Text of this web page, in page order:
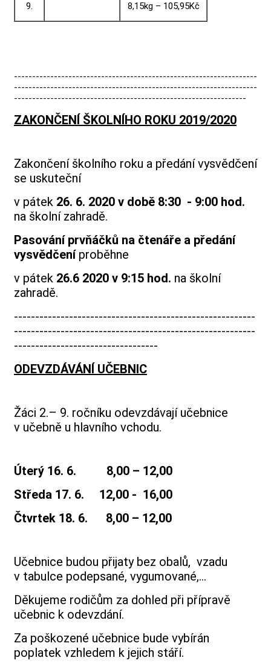
9. 8,15kg – 105,95Kč
-------------------------------------------------------------------
-------------------------------------------------------------------
----------------------------------------------------------------
ZAKONČENÍ ŠKOLNÍHO ROKU 2019/2020
Zakončení školního roku a předání vysvědčení
se uskuteční
v pátek 26. 6. 2020 v době 8:30 - 9:00 hod.
na školní zahradě.
Pasování prvňáčků na čtenáře a předání
vysvědčení proběhne
v pátek 26.6 2020 v 9:15 hod. na školní
zahradě.
---------------------------------------------------------
---------------------------------------------------------
----------------------------------
ODEVZDÁVÁNÍ UČEBNIC
Žáci 2.– 9. ročníku odevzdávají učebnice
v učebně u hlavního vchodu.
Úterý 16. 6. 8,00 – 12,00
Středa 17. 6. 12,00 - 16,00
Čtvrtek 18. 6. 8,00 – 12,00
Učebnice budou přijaty bez obalů, vzadu
v tabulce podepsané, vygumované,…
Děkujeme rodičům za dohled při přípravě
učebnic k odevzdání.
Za poškozené učebnice bude vybírán
poplatek vzhledem k jejich stáří.